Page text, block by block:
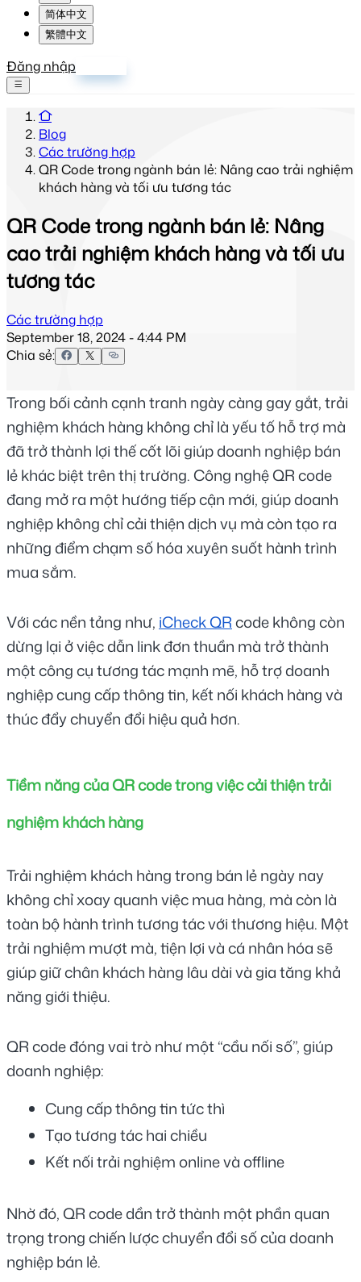
简体中文
繁體中文
Đăng nhập
Blog
Các trường hợp
QR Code trong ngành bán lẻ: Nâng cao trải nghiệm
khách hàng và tối ưu tương tác
QR Code trong ngành bán lẻ: Nâng
cao trải nghiệm khách hàng và tối ưu
tương tác
Các trường hợp
September 18, 2024 - 4:44 PM
Chia sẻ:
Trong bối cảnh cạnh tranh ngày càng gay gắt, trải
nghiệm khách hàng không chỉ là yếu tố hỗ trợ mà
đã trở thành lợi thế cốt lõi giúp doanh nghiệp bán
lẻ khác biệt trên thị trường. Công nghệ QR code
đang mở ra một hướng tiếp cận mới, giúp doanh
nghiệp không chỉ cải thiện dịch vụ mà còn tạo ra
những điểm chạm số hóa xuyên suốt hành trình
mua sắm.
Với các nền tảng như, iCheck QR code không còn
dừng lại ở việc dẫn link đơn thuần mà trở thành
một công cụ tương tác mạnh mẽ, hỗ trợ doanh
nghiệp cung cấp thông tin, kết nối khách hàng và
thúc đẩy chuyển đổi hiệu quả hơn.
Tiềm năng của QR code trong việc cải thiện trải
nghiệm khách hàng
Trải nghiệm khách hàng trong bán lẻ ngày nay
không chỉ xoay quanh việc mua hàng, mà còn là
toàn bộ hành trình tương tác với thương hiệu. Một
trải nghiệm mượt mà, tiện lợi và cá nhân hóa sẽ
giúp giữ chân khách hàng lâu dài và gia tăng khả
năng giới thiệu.
QR code đóng vai trò như một “cầu nối số”, giúp
doanh nghiệp:
Cung cấp thông tin tức thì
Tạo tương tác hai chiều
Kết nối trải nghiệm online và offline
Nhờ đó, QR code dần trở thành một phần quan
trọng trong chiến lược chuyển đổi số của doanh
nghiệp bán lẻ.